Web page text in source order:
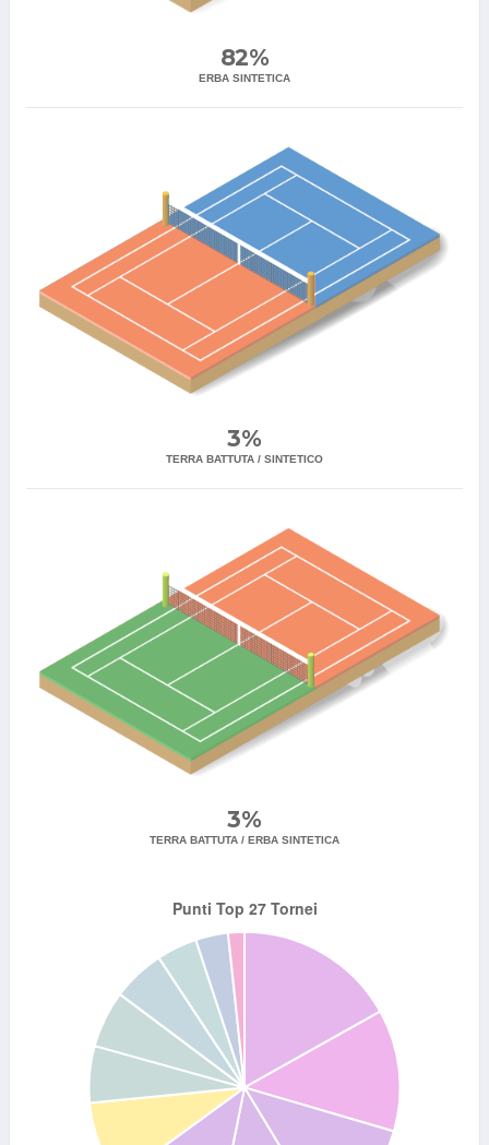
82%
ERBA SINTETICA
3%
TERRA BATTUTA / SINTETICO
3%
TERRA BATTUTA / ERBA SINTETICA